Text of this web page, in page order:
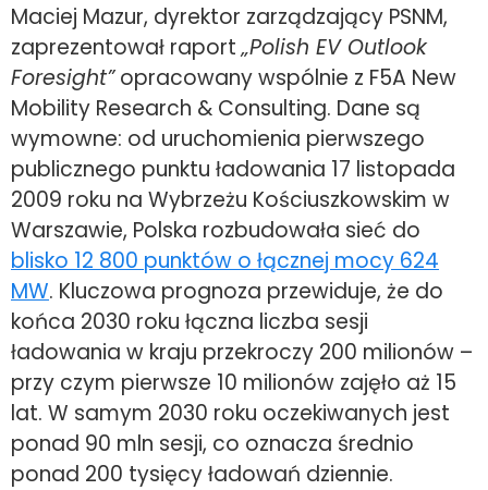
Maciej Mazur, dyrektor zarządzający PSNM,
zaprezentował raport„Polish EV Outlook
Foresight”opracowany wspólnie z F5A New
Mobility Research & Consulting. Dane są
wymowne: od uruchomienia pierwszego
publicznego punktu ładowania 17 listopada
2009 roku na Wybrzeżu Kościuszkowskim w
Warszawie, Polska rozbudowała sieć do
blisko 12 800 punktów o łącznej mocy 624
MW. Kluczowa prognoza przewiduje, że do
końca 2030 roku łączna liczba sesji
ładowania w kraju przekroczy 200 milionów –
przy czym pierwsze 10 milionów zajęło aż 15
lat. W samym 2030 roku oczekiwanych jest
ponad 90 mln sesji, co oznacza średnio
ponad 200 tysięcy ładowań dziennie.